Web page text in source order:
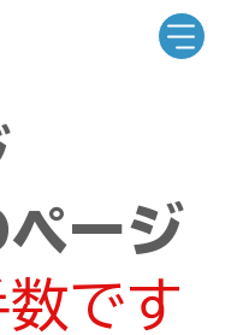
ージ
です